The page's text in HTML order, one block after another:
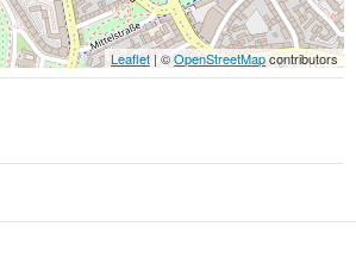
Leaflet| ©OpenStreetMapcontributors